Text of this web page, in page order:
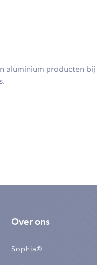
aluminium producten bij
Over ons
Sophia®